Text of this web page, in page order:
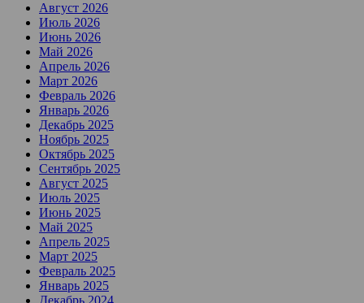
Август 2026
Июль 2026
Июнь 2026
Май 2026
Апрель 2026
Март 2026
Февраль 2026
Январь 2026
Декабрь 2025
Ноябрь 2025
Октябрь 2025
Сентябрь 2025
Август 2025
Июль 2025
Июнь 2025
Май 2025
Апрель 2025
Март 2025
Февраль 2025
Январь 2025